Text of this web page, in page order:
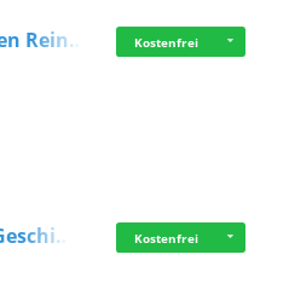
Rein… Kostenfrei
Kostenfrei